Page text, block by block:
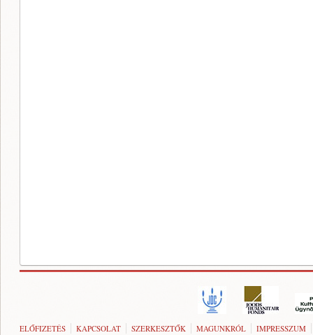
ELŐFIZETÉS KAPCSOLAT SZERKESZTŐK MAGUNKRÓL IMPRESSZUM